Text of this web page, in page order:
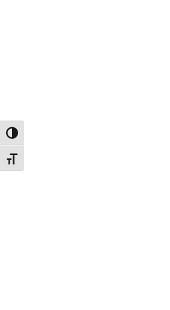
Toggle High Contrast
Toggle Font size